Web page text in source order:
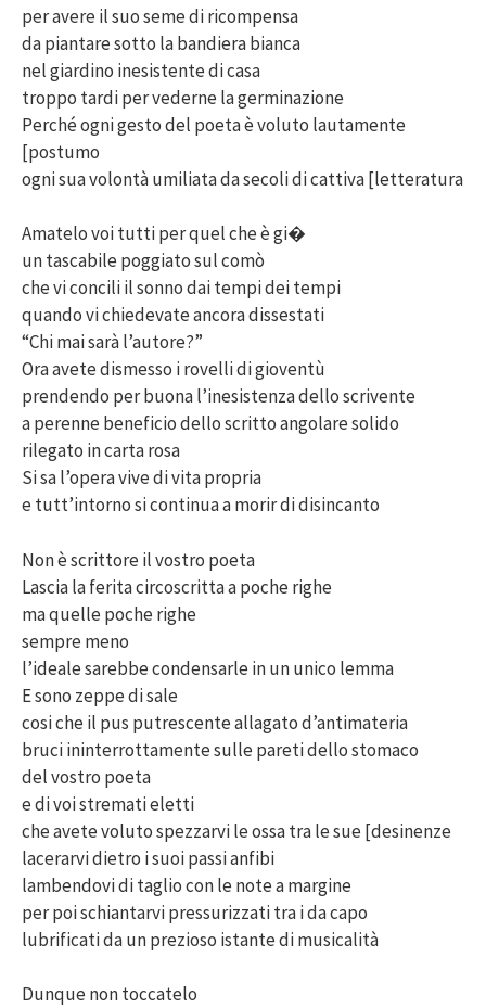
per avere il suo seme di ricompensa
da piantare sotto la bandiera bianca
nel giardino inesistente di casa
troppo tardi per vederne la germinazione
Perché ogni gesto del poeta è voluto lautamente
[postumo
ogni sua volontà umiliata da secoli di cattiva [letteratura
Amatelo voi tutti per quel che è gi�
un tascabile poggiato sul comò
che vi concili il sonno dai tempi dei tempi
quando vi chiedevate ancora dissestati
“Chi mai sarà l’autore?”
Ora avete dismesso i rovelli di gioventù
prendendo per buona l’inesistenza dello scrivente
a perenne beneficio dello scritto angolare solido
rilegato in carta rosa
Si sa l’opera vive di vita propria
e tutt’intorno si continua a morir di disincanto
Non è scrittore il vostro poeta
Lascia la ferita circoscritta a poche righe
ma quelle poche righe
sempre meno
l’ideale sarebbe condensarle in un unico lemma
E sono zeppe di sale
cosi che il pus putrescente allagato d’antimateria
bruci ininterrottamente sulle pareti dello stomaco
del vostro poeta
e di voi stremati eletti
che avete voluto spezzarvi le ossa tra le sue [desinenze
lacerarvi dietro i suoi passi anfibi
lambendovi di taglio con le note a margine
per poi schiantarvi pressurizzati tra i da capo
lubrificati da un prezioso istante di musicalità
Dunque non toccatelo